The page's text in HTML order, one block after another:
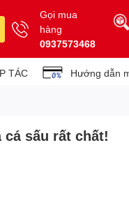
Gọi mua
hàng
0937573468
TÁC Hướng dẫn
sấu rất chất!